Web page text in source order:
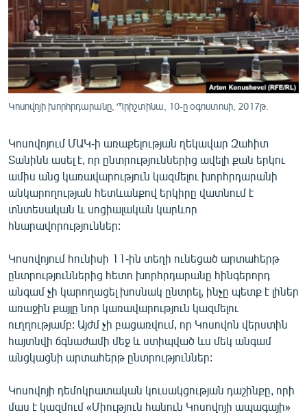
ՄՇԱԿՈՒՅԹ
ՍՊՈՐՏ
ՄԵԿՆԱԲԱՆՈՒԹՅՈՒՆ
ՏՏ ԵՒ ԻՆՏԵՐՆԵՏ
ԱՐԽԻՎ
ՏԵՍԱՆՅՈՒԹԵՐ
ԲԱՆԱՎԵՃ
ՁԳՏԵԼՈՎ ԼԱՎԱԳՈՒՅՆԻՆ
Հայերեն
English
Русский
ՀԵՏԵՎԵՔ ՄԵԶ
Կոսովոյի խորհրդարանը, Պրիշտինա, 10-ը օգոստոսի, 2017թ.
Կոսովոյում ՄԱԿ-ի առաքելության ղեկավար Զահիտ
Տանինն ասել է, որ ընտրություններից ավելի քան երկու
ամիս անց կառավարություն կազմելու խորհրդարանի
անկարողության հետևանքով երկիրը վատնում է
տնտեսական և սոցիալական կարևոր
հնարավորություններ:
Կոսովոյում հունիսի 11-ին տեղի ունեցած արտահերթ
ընտրություններից հետո խորհրդարանը հինգերորդ
անգամ չի կարողացել խոսնակ ընտրել, ինչը պետք է լիներ
առաջին քայլը նոր կառավարություն կազմելու
ուղղությամբ: Այժմ չի բացառվում, որ Կոսովոն վերստին
հայտնվի ճգնաժամի մեջ և ստիպված ևս մեկ անգամ
անցկացնի արտահերթ ընտրություններ:
Կոսովոյի դեմոկրատական կուսակցության դաշինքը, որի
մաս է կազմում «Միություն հանուն Կոսովոյի ապագայի»